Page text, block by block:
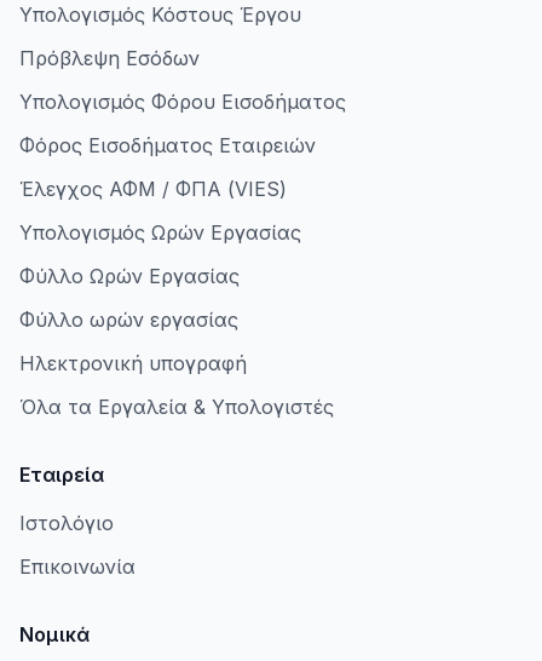
Υπολογισμός Κόστους Έργου
Πρόβλεψη Εσόδων
Υπολογισμός Φόρου Εισοδήματος
Φόρος Εισοδήματος Εταιρειών
Έλεγχος ΑΦΜ / ΦΠΑ (VIES)
Υπολογισμός Ωρών Εργασίας
Φύλλο Ωρών Εργασίας
Φύλλο ωρών εργασίας
Ηλεκτρονική υπογραφή
Όλα τα Εργαλεία & Υπολογιστές
Εταιρεία
Ιστολόγιο
Επικοινωνία
Νομικά